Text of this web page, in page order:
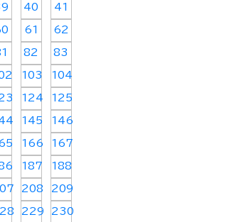
40 41
61 62
82 83
103 104
124 125
145 146
166 167
187 188
208 209
229 230